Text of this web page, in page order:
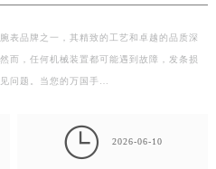
表品牌之一，其精致的工艺和卓越的品质深
而，任何机械装置都可能遇到故障，发条损
问题。当您的万国手…
 2026-06-10